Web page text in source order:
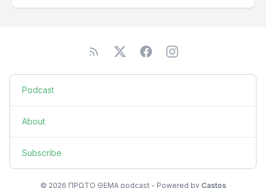
Podcast
About
Subscribe
© 2026 ΠΡΩΤΟ ΘΕΜΑ podcast - Powered by Castos